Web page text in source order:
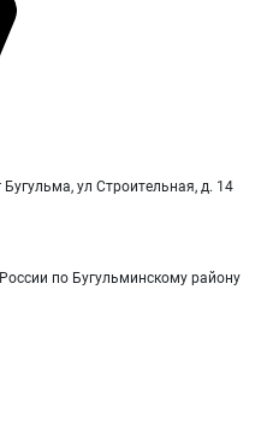
Бугульма, ул Строительная, д. 14
по Бугульминскому району